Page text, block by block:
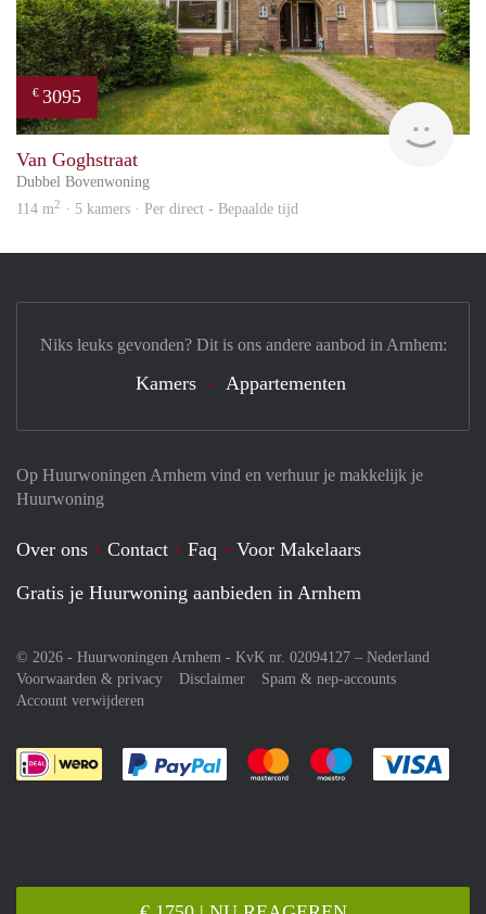
€ 3095
Blinq
Van Goghstraat
Dubbel Bovenwoning
114 m2 · 5 kamers · Per direct - Bepaalde tijd
Op Huurwoningen Arnhem vind en verhuur je makkelijk je
Huurwoning
Over ons Contact Faq
Voor Makelaars
Gratis je Huurwoning aanbieden in Arnhem
© 2026 - Huurwoningen Arnhem - KvK nr. 02094127 – Nederland
Voorwaarden & privacy
Disclaimer
Spam & nep-accounts
Account verwijderen
Je rekent gemakkelijk af met Paypal
Je rekent gemakkelijk af met
Je rekent
Niks leuks gevonden? Dit is ons andere aanbod in Arnhem:
Kamers Appartementen